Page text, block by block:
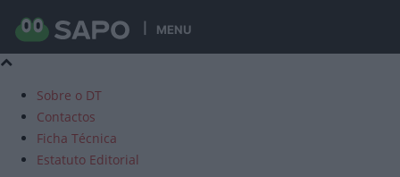
MENU
Sobre o DT
Contactos
Ficha Técnica
Estatuto Editorial